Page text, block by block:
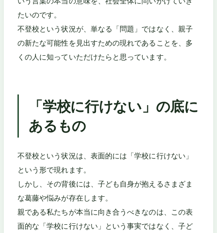
たいのです。
不登校という状況が、単なる「問題」ではなく、親子
の新たな可能性を見出すための現れであることを、多
くの人に知っていただけたらと思っています。
「学校に行けない」の底に
あるもの
不登校という状況は、表面的には「学校に行けない」
という形で現れます。
しかし、その背後には、子ども自身が抱えるさまざま
な葛藤や悩みが存在します。
親である私たちが本当に向き合うべきなのは、この表
面的な「学校に行けない」という事実ではなく、子ど